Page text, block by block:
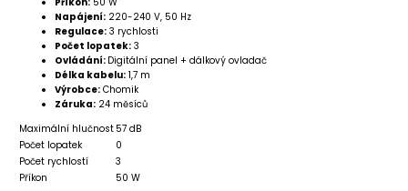
Napájení: 220-240 V, 50 Hz
Regulace: 3 rychlosti
Počet lopatek: 3
Ovládání: Digitální panel + dálkový ovladač
Délka kabelu: 1,7 m
Výrobce: Chomik
Záruka: 24 měsíců
Maximální hlučnost 57 dB
Počet lopatek
0
Počet rychlostí
3
Příkon
50 W